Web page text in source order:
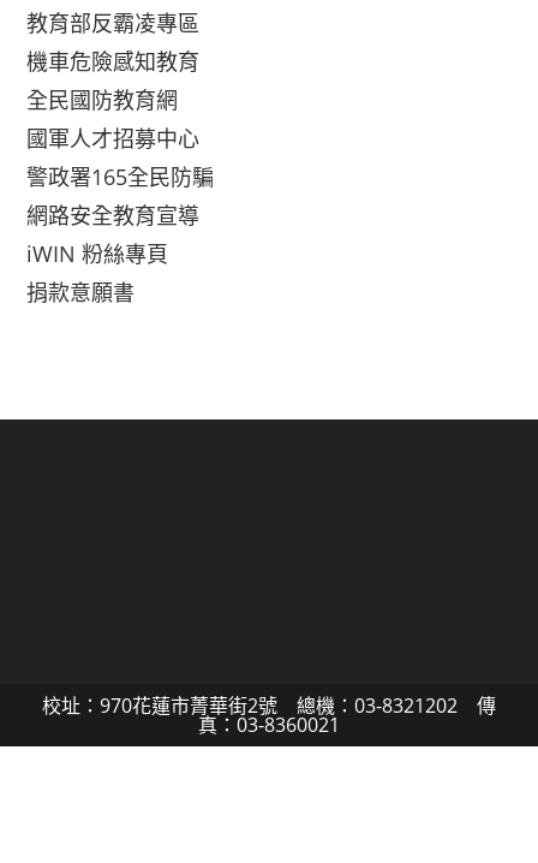
教育部反霸凌專區
機車危險感知教育
全民國防教育網
國軍人才招募中心
警政署165全民防騙
網路安全教育宣導
iWIN 粉絲專頁
捐款意願書
校址：970花蓮市菁華街2號 總機：03-8321202 傳
真：03-8360021